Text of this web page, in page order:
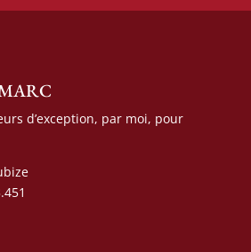
d’exception, par moi, pour